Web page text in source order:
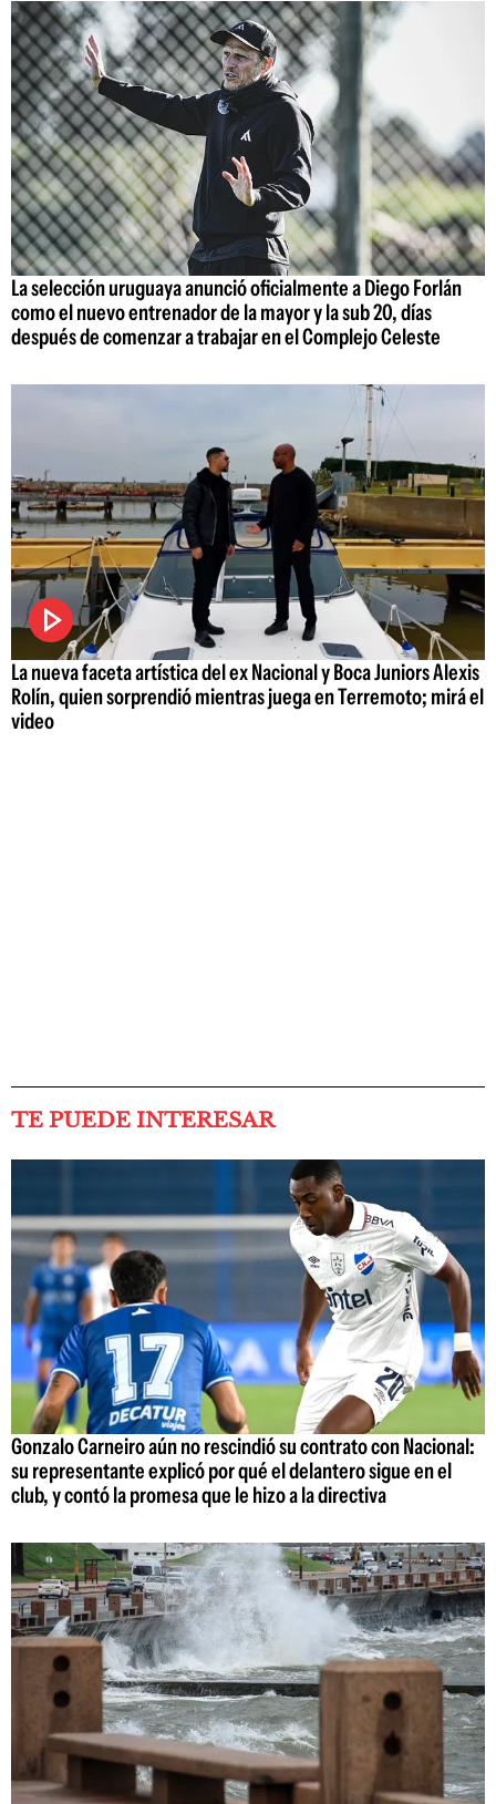
La selección uruguaya anunció oficialmente a Diego Forlán
como el nuevo entrenador de la mayor y la sub 20, días
después de comenzar a trabajar en el Complejo Celeste
La nueva faceta artística del ex Nacional y Boca Juniors Alexis
Rolín, quien sorprendió mientras juega en Terremoto; mirá el
video
TE PUEDE INTERESAR
Gonzalo Carneiro aún no rescindió su contrato con Nacional:
su representante explicó por qué el delantero sigue en el
club, y contó la promesa que le hizo a la directiva